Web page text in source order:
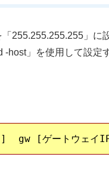
「255.255.255.255」
host」を使用して設定